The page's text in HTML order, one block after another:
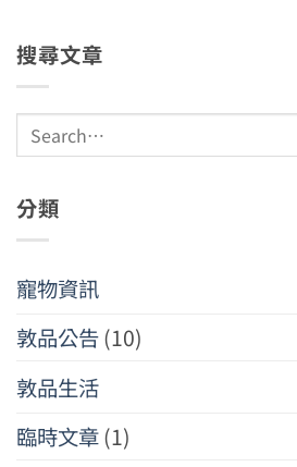
搜尋文章
分類
寵物資訊
敦品公告(10)
敦品生活
臨時文章(1)